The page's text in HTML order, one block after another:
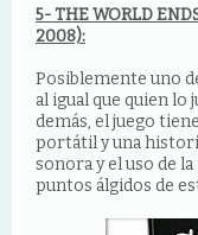
5- THE WORLD
2008):
Posiblemente uno
al igual que quien lo
demás, el juego
portátil y una
sonora y el uso de
puntos álgidos de